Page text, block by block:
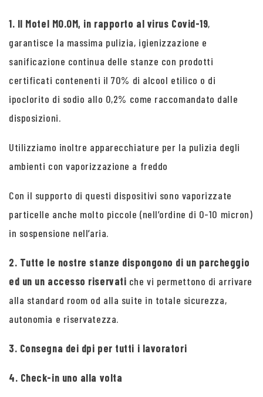
1. Il Motel MO.OM, in rapporto al virus Covid-19,
garantisce la massima pulizia, igienizzazione e
sanificazione continua delle stanze con prodotti
certificati contenenti il 70% di alcool etilico o di
ipoclorito di sodio allo 0,2% come raccomandato dalle
disposizioni.
Utilizziamo inoltre apparecchiature per la pulizia degli
ambienti con vaporizzazione a freddo
Con il supporto di questi dispositivi sono vaporizzate
particelle anche molto piccole (nell’ordine di 0-10 micron)
in sospensione nell’aria.
2. Tutte le nostre stanze dispongono di un parcheggio
ed un un accesso riservati che vi permettono di arrivare
alla standard room od alla suite in totale sicurezza,
autonomia e riservatezza.
3. Consegna dei dpi per tutti i lavoratori
4. Check-in uno alla volta